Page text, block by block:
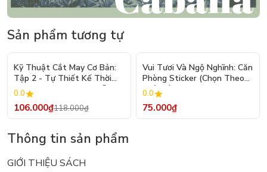
Sản phẩm tương tự
- 10%
Kỹ Thuật Cắt May Cơ Bản:
Tập 2 - Tự Thiết Kế Thời
Trang Nam Nữ - Tạo Mẫu
Rập - Kỹ Thuật Nhảy Size
0.0
106.000₫118.000₫
Vui Tươi Và Ngộ Nghĩnh: Căn
Phòng Sticker (Chọn Theo
Chủ Đề) - Hơn 250 Sticker
0.0
75.000₫
Thông tin sản phẩm
GIỚI THIỆU SÁCH